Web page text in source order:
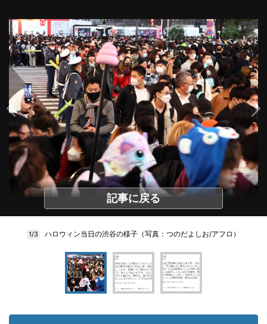
記事に戻る
1/3 ハロウィン当日の渋谷の様子（写真：つのだよしお/アフロ）